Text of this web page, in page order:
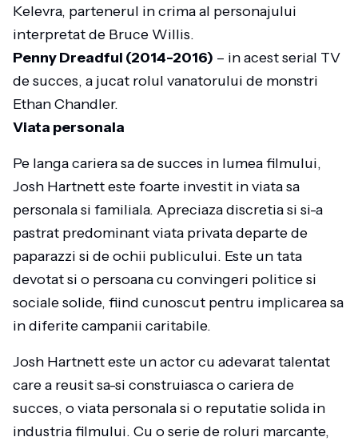
Kelevra, partenerul in crima al personajului
interpretat de Bruce Willis.
Penny Dreadful (2014-2016) – in acest serial TV
de succes, a jucat rolul vanatorului de monstri
Ethan Chandler.
Viata personala
Pe langa cariera sa de succes in lumea filmului,
Josh Hartnett este foarte investit in viata sa
personala si familiala. Apreciaza discretia si si-a
pastrat predominant viata privata departe de
paparazzi si de ochii publicului. Este un tata
devotat si o persoana cu convingeri politice si
sociale solide, fiind cunoscut pentru implicarea sa
in diferite campanii caritabile.
Josh Hartnett este un actor cu adevarat talentat
care a reusit sa-si construiasca o cariera de
succes, o viata personala si o reputatie solida in
industria filmului. Cu o serie de roluri marcante,